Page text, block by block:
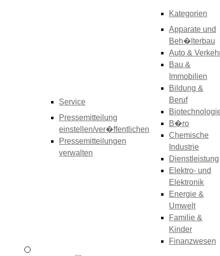
Service
Pressemitteilung
einstellen/ver�ffentlichen
Pressemitteilungen
verwalten
Kategorien
Apparate und
Beh�lterbau
Auto &
Bau &
Immobilien
Bildung &
Beruf
B�ro
Chemische
Industrie
Dienstleistung
Elektro- und
Elektronik
Energie &
Umwelt
Familie &
Kinder
Finanzwesen